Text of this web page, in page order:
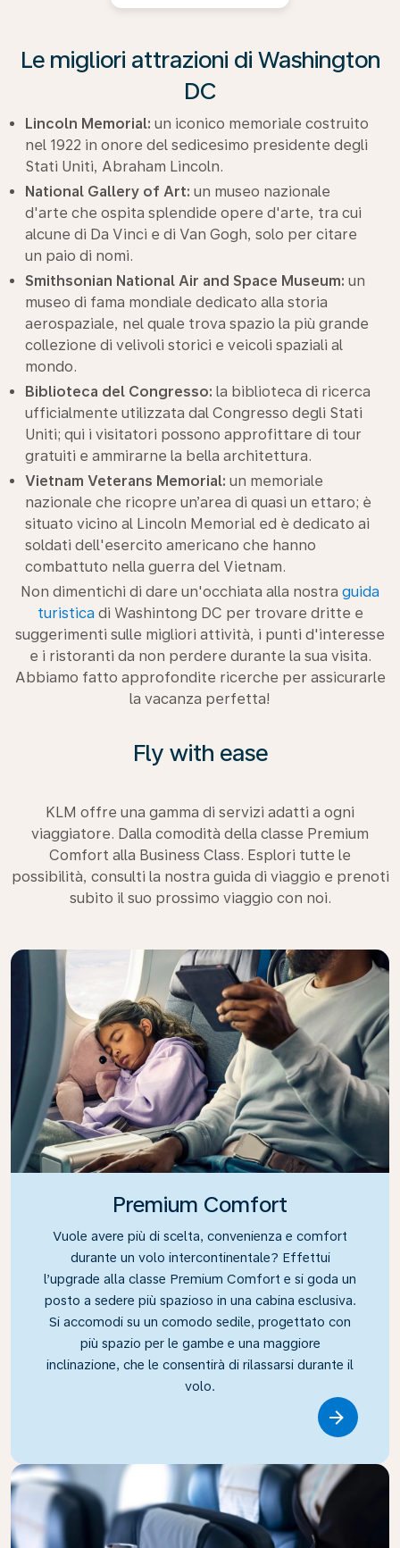
Le migliori attrazioni di Washington
DC
Lincoln Memorial: un iconico memoriale costruito
nel 1922 in onore del sedicesimo presidente degli
Stati Uniti, Abraham Lincoln.
National Gallery of Art: un museo nazionale
d'arte che ospita splendide opere d'arte, tra cui
alcune di Da Vinci e di Van Gogh, solo per citare
un paio di nomi.
Smithsonian National Air and Space Museum: un
museo di fama mondiale dedicato alla storia
aerospaziale, nel quale trova spazio la più grande
collezione di velivoli storici e veicoli spaziali al
mondo.
Biblioteca del Congresso: la biblioteca di ricerca
ufficialmente utilizzata dal Congresso degli Stati
Uniti; qui i visitatori possono approfittare di tour
gratuiti e ammirarne la bella architettura.
Vietnam Veterans Memorial: un memoriale
nazionale che ricopre un’area di quasi un ettaro; è
situato vicino al Lincoln Memorial ed è dedicato ai
soldati dell'esercito americano che hanno
combattuto nella guerra del Vietnam.
Non dimentichi di dare un'occhiata alla nostra guida
turistica di Washintong DC per trovare dritte e
suggerimenti sulle migliori attività, i punti d'interesse
e i ristoranti da non perdere durante la sua visita.
Abbiamo fatto approfondite ricerche per assicurarle
la vacanza perfetta!
Fly with ease
KLM offre una gamma di servizi adatti a ogni
viaggiatore. Dalla comodità della classe Premium
Comfort alla Business Class. Esplori tutte le
possibilità, consulti la nostra guida di viaggio e prenoti
subito il suo prossimo viaggio con noi.
Premium Comfort
Vuole avere più di scelta, convenienza e comfort
durante un volo intercontinentale? Effettui
l’upgrade alla classe Premium Comfort e si goda un
posto a sedere più spazioso in una cabina esclusiva.
Si accomodi su un comodo sedile, progettato con
più spazio per le gambe e una maggiore
inclinazione, che le consentirà di rilassarsi durante il
volo.